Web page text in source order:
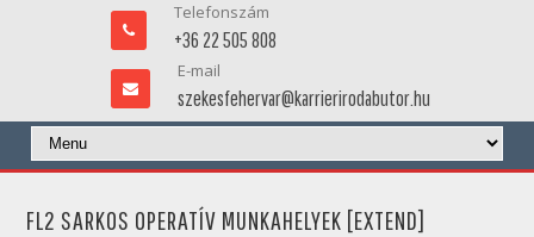
Telefonszám
+36 22 505 808
E-mail
szekesfehervar@karrierirodabutor.hu
FL2 SARKOS OPERATÍV MUNKAHELYEK [EXTEND]